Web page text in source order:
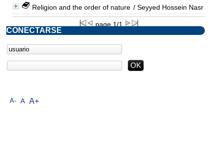
Religion and the order of nature / Seyyed Hossein Nasr
page 1/1
A- A A+
CONECTARSE